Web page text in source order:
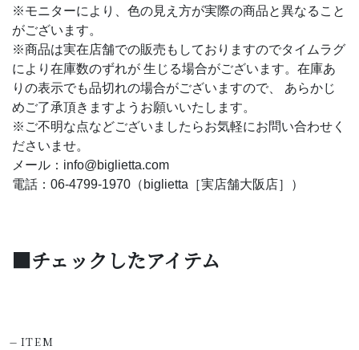
※モニターにより、色の見え方が実際の商品と異なること
がございます。
※商品は実在店舗での販売もしておりますのでタイムラグ
により在庫数のずれが 生じる場合がございます。在庫あ
りの表示でも品切れの場合がございますので、 あらかじ
めご了承頂きますようお願いいたします。
※ご不明な点などございましたらお気軽にお問い合わせく
ださいませ。
メール：info@biglietta.com
電話：06-4799-1970（biglietta［実店舗大阪店］）
■チェックしたアイテム
-ITEM